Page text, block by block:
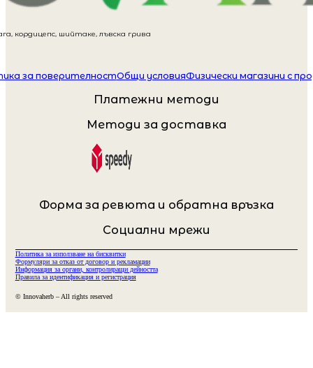
кордицепс, шийтаке, лъвска грива
за поверителностОбщи условияФизически магазини с
Платежни методи
Методи за доставка
Форма за ревюта и обратна връзка
Социални мрежи
Политика за използване на бисквитки
Формуляри за отказ от договор и рекламации
Информация за органи, контролиращи дейността
Правила за идентификация и регистрация
© Innovaherb – All rights reserved